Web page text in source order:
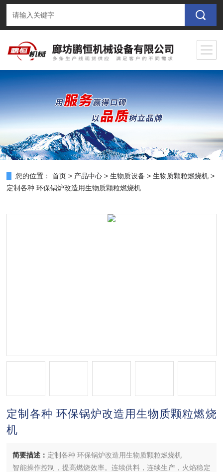
您的位置： 首页 > 产品中心 >生物质设备 >生物质颗粒燃烧机 >
定制各种 环保锅炉改造用生物质颗粒燃烧机
定制各种 环保锅炉改造用生物质颗粒燃烧
机
简要描述： 定制各种 环保锅炉改造用生物质颗粒燃烧机
智能操作控制，提高燃烧效率。连续供料，连续生产，火焰稳定